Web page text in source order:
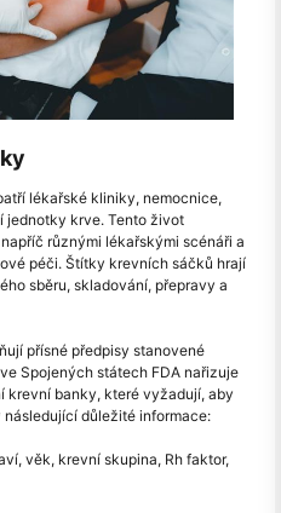
lékařské kliniky, nemocnice,
jednotky krve. Tento život
různými lékařskými scénáři a
péči. Štítky krevních sáčků hrají
sběru, skladování, přepravy a
přísné předpisy stanovené
Spojených státech FDA nařizuje
krevní banky, které vyžadují, aby
důležité informace:
věk, krevní skupina, Rh faktor,